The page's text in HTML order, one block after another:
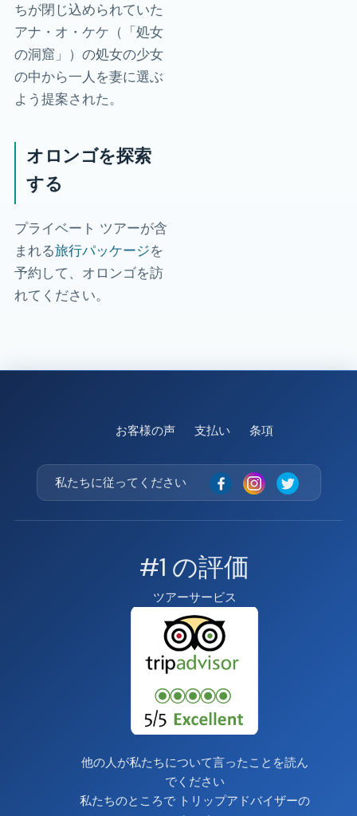
ちが閉じ込められていた
アナ・オ・ケケ（「処女
の洞窟」）の処女の少女
の中から一人を妻に選ぶ
よう提案された。
オロンゴを探索
する
プライベート ツアーが含
まれる旅行パッケージを
予約して、オロンゴを訪
れてください。
お客様の声 支払い 条項
私たちに従ってください
#1 の評価
ツアーサービス
他の人が私たちについて言ったことを読ん
でください
私たちのところで トリップアドバイザーの